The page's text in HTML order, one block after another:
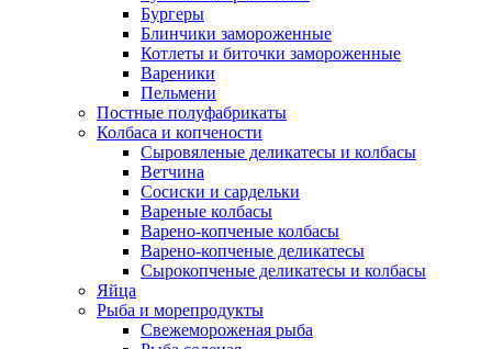
Бургеры
Блинчики замороженные
Котлеты и биточки замороженные
Вареники
Пельмени
Постные полуфабрикаты
Колбаса и копчености
Сыровяленые деликатесы и колбасы
Ветчина
Сосиски и сардельки
Вареные колбасы
Варено-копченые колбасы
Варено-копченые деликатесы
Сырокопченые деликатесы и колбасы
Яйца
Рыба и морепродукты
Свежемороженая рыба